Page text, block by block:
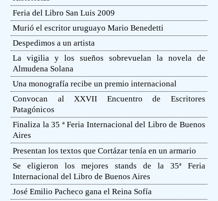
Feria del Libro San Luis 2009
Murió el escritor uruguayo Mario Benedetti
Despedimos a un artista
La vigilia y los sueños sobrevuelan la novela de
Almudena Solana
Una monografía recibe un premio internacional
Convocan al XXVII Encuentro de Escritores
Patagónicos
Finaliza la 35 ª Feria Internacional del Libro de Buenos
Aires
Presentan los textos que Cortázar tenía en un armario
Se eligieron los mejores stands de la 35ª Feria
Internacional del Libro de Buenos Aires
José Emilio Pacheco gana el Reina Sofía